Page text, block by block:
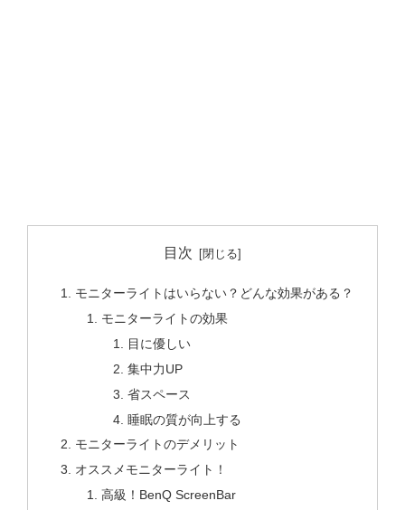
目次
モニターライトはいらない？どんな効果がある？
モニターライトの効果
目に優しい
集中力UP
省スペース
睡眠の質が向上する
モニターライトのデメリット
オススメモニターライト！
高級！BenQ ScreenBar